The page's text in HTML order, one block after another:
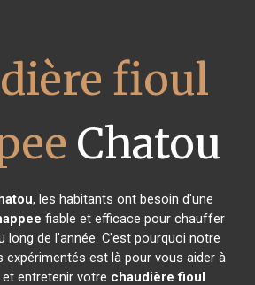
fioul
Chatou
, les habitants ont besoin d'une
fiable et efficace pour chauffer
long de l'année. C'est pourquoi notre
expérimentés est là pour vous aider à
entretenir votre chaudière fioul